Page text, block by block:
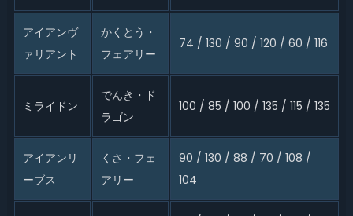
アイアンヴ
ァリアント
かくとう・
フェアリー
74 / 130 / 90 / 120 / 60 / 116
ミライドン
でんき・ド
ラゴン
100 / 85 / 100 / 135 / 115 / 135
アイアンリ
ーブス
くさ・フェ
アリー
90 / 130 / 88 / 70 / 108 /
104